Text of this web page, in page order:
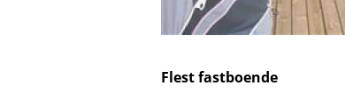
Flest fastboende